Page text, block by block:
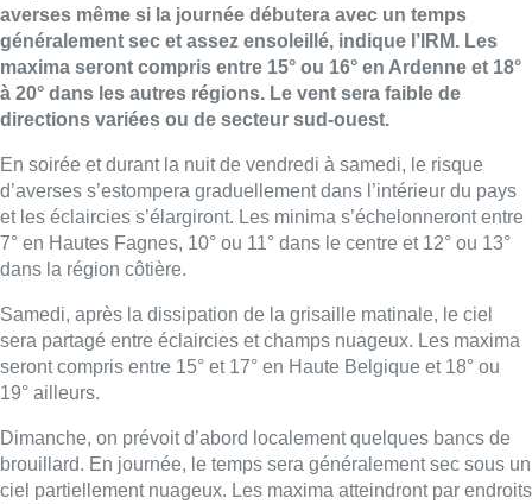
averses même si la journée débutera avec un temps
généralement sec et assez ensoleillé, indique l’IRM. Les
maxima seront compris entre 15° ou 16° en Ardenne et 18°
à 20° dans les autres régions. Le vent sera faible de
directions variées ou de secteur sud-ouest.
En soirée et durant la nuit de vendredi à samedi, le risque
d’averses s’estompera graduellement dans l’intérieur du pays
et les éclaircies s’élargiront. Les minima s’échelonneront entre
7° en Hautes Fagnes, 10° ou 11° dans le centre et 12° ou 13°
dans la région côtière.
Samedi, après la dissipation de la grisaille matinale, le ciel
sera partagé entre éclaircies et champs nuageux. Les maxima
seront compris entre 15° et 17° en Haute Belgique et 18° ou
19° ailleurs.
Dimanche, on prévoit d’abord localement quelques bancs de
brouillard. En journée, le temps sera généralement sec sous un
ciel partiellement nuageux. Les maxima atteindront par endroits